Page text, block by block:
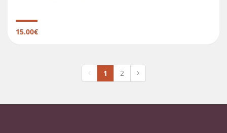
15.00€
1 2